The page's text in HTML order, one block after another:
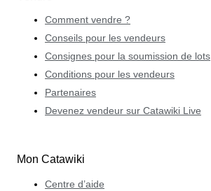
Comment vendre ?
Conseils pour les vendeurs
Consignes pour la soumission de lots
Conditions pour les vendeurs
Partenaires
Devenez vendeur sur Catawiki Live
Mon Catawiki
Centre d’aide